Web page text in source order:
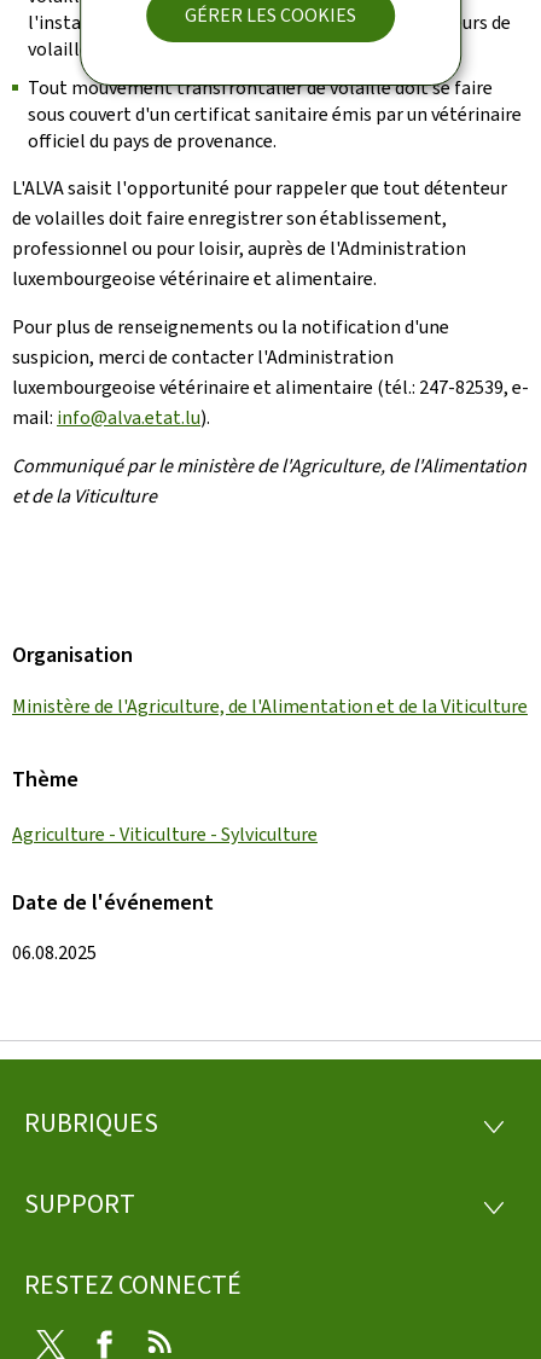
GÉRER LES COOKIES
l'installation de filets au-dessus des parcours extérieurs de
volailles est recommandé.
Tout mouvement transfrontalier de volaille doit se faire
sous couvert d'un certificat sanitaire émis par un vétérinaire
officiel du pays de provenance.
L'ALVA saisit l'opportunité pour rappeler que tout détenteur
de volailles doit faire enregistrer son établissement,
professionnel ou pour loisir, auprès de l'Administration
luxembourgeoise vétérinaire et alimentaire.
Pour plus de renseignements ou la notification d'une
suspicion, merci de contacter l'Administration
luxembourgeoise vétérinaire et alimentaire (tél.: 247-82539, e-
mail: info@alva.etat.lu).
Communiqué par le ministère de l'Agriculture, de l'Alimentation
et de la Viticulture
Organisation
Ministère de l'Agriculture, de l'Alimentation et de la Viticulture
Thème
Agriculture - Viticulture - Sylviculture
Date de l'événement
06.08.2025
Pied
page
RUBRIQUES
SUPPORT
RESTEZ CONNECTÉ
Twitter Facebook